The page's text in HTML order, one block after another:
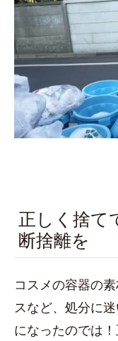
正しく捨て
断捨離を
コスメの容器の
スなど、処分に
になったのでは